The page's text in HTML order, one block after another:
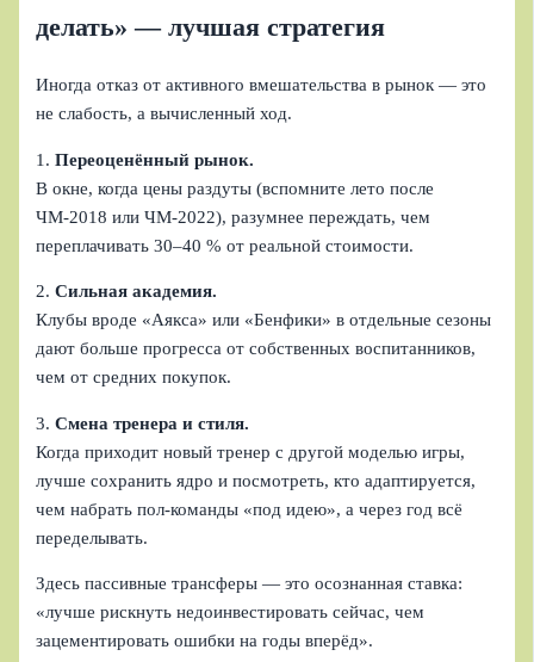
делать» — лучшая стратегия
Иногда отказ от активного вмешательства в рынок — это
не слабость, а вычисленный ход.
1.Переоценённый рынок.
В окне, когда цены раздуты (вспомните лето после
ЧМ‑2018 или ЧМ‑2022), разумнее переждать, чем
переплачивать 30–40 % от реальной стоимости.
2.Сильная академия.
Клубы вроде «Аякса» или «Бенфики» в отдельные сезоны
дают больше прогресса от собственных воспитанников,
чем от средних покупок.
3.Смена тренера и стиля.
Когда приходит новый тренер с другой моделью игры,
лучше сохранить ядро и посмотреть, кто адаптируется,
чем набрать пол‑команды «под идею», а через год всё
переделывать.
Здесь пассивные трансферы — это осознанная ставка:
«лучше рискнуть недоинвестировать сейчас, чем
зацементировать ошибки на годы вперёд».